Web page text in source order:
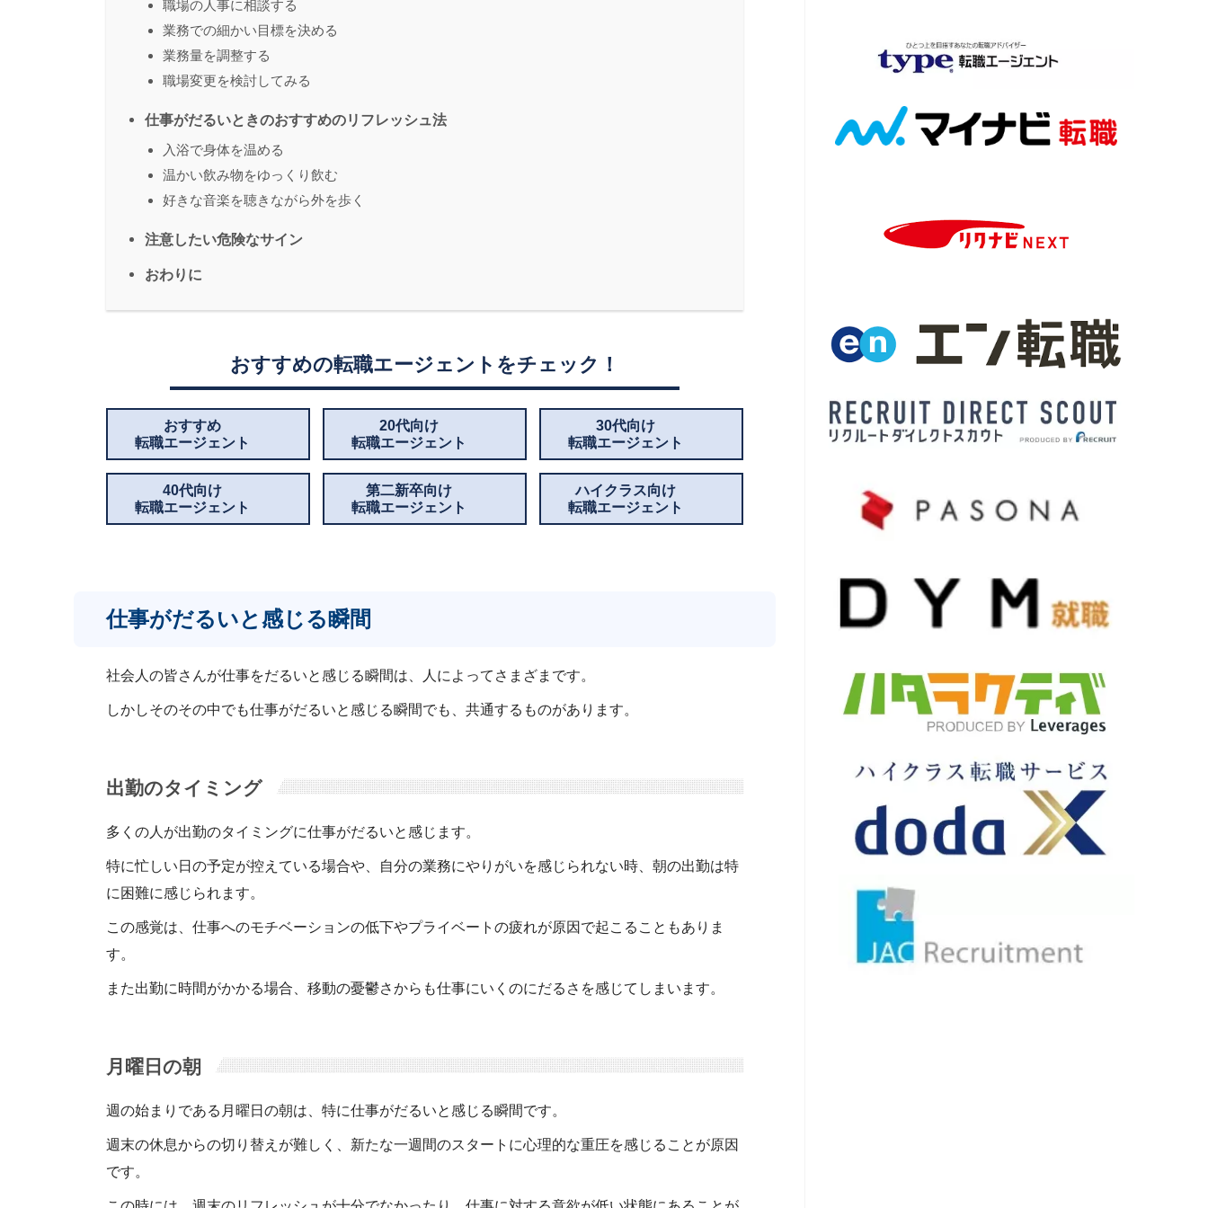
職場の人事に相談する
業務での細かい目標を決める
業務量を調整する
職場変更を検討してみる
仕事がだるいときのおすすめのリフレッシュ法
入浴で身体を温める
温かい飲み物をゆっくり飲む
好きな音楽を聴きながら外を歩く
注意したい危険なサイン
おわりに
おすすめの転職エージェントをチェック！
おすすめ
転職エージェント
20代向け
転職エージェント
30代向け
転職エージェント
40代向け
転職エージェント
第二新卒向け
転職エージェント
ハイクラス向け
転職エージェント
仕事がだるいと感じる瞬間
社会人の皆さんが仕事をだるいと感じる瞬間は、人によってさまざまです。
しかしそのその中でも仕事がだるいと感じる瞬間でも、共通するものがあります。
出勤のタイミング
多くの人が出勤のタイミングに仕事がだるいと感じます。
特に忙しい日の予定が控えている場合や、自分の業務にやりがいを感じられない時、朝の出勤は特
に困難に感じられます。
この感覚は、仕事へのモチベーションの低下やプライベートの疲れが原因で起こることもありま
す。
また出勤に時間がかかる場合、移動の憂鬱さからも仕事にいくのにだるさを感じてしまいます。
月曜日の朝
週の始まりである月曜日の朝は、特に仕事がだるいと感じる瞬間です。
週末の休息からの切り替えが難しく、新たな一週間のスタートに心理的な重圧を感じることが原因
です。